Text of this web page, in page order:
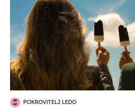
POKROVITELJ LEDO